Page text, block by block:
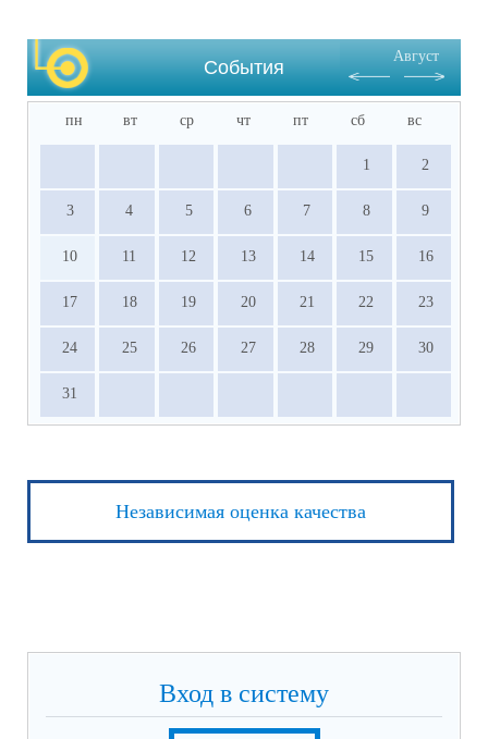
результативное участие в ВсОШ, НПК и
других олимпиадах, входящих в перечень
Министерства просвещения РФ.
События
Август
пн вт ср чт пт сб вс
1 2
3 4 5 6 7 8 9
10 11 12 13 14 15 16
17 18 19 20 21 22 23
24 25 26 27 28 29 30
31
Независимая оценка качества
Вход в систему